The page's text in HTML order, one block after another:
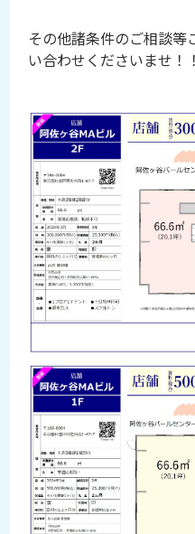
その他諸条件のご相談等
い合わせくださいませ！！